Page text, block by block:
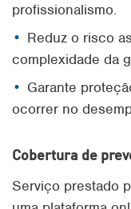
profissionalismo.
Reduz o risco
complexidade da
Garante
ocorrer no
Cobertura de
Serviço prestado